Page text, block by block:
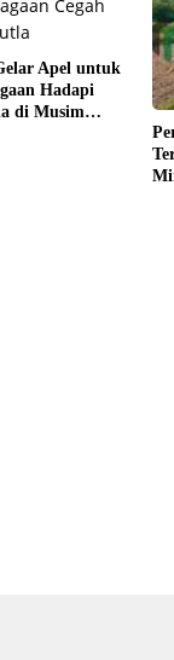
Apel untuk
Hadapi
di Musim